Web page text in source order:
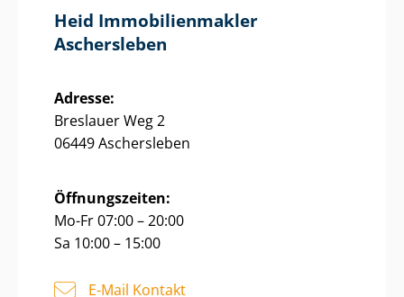
Heid Im­mo­bi­li­en­mak­ler
Aschersleben
Adresse:
Breslauer Weg 2
06449 Aschersleben
Öffnungszeiten:
Mo-Fr 07:00 – 20:00
Sa 10:00 – 15:00
E-Mail Kontakt